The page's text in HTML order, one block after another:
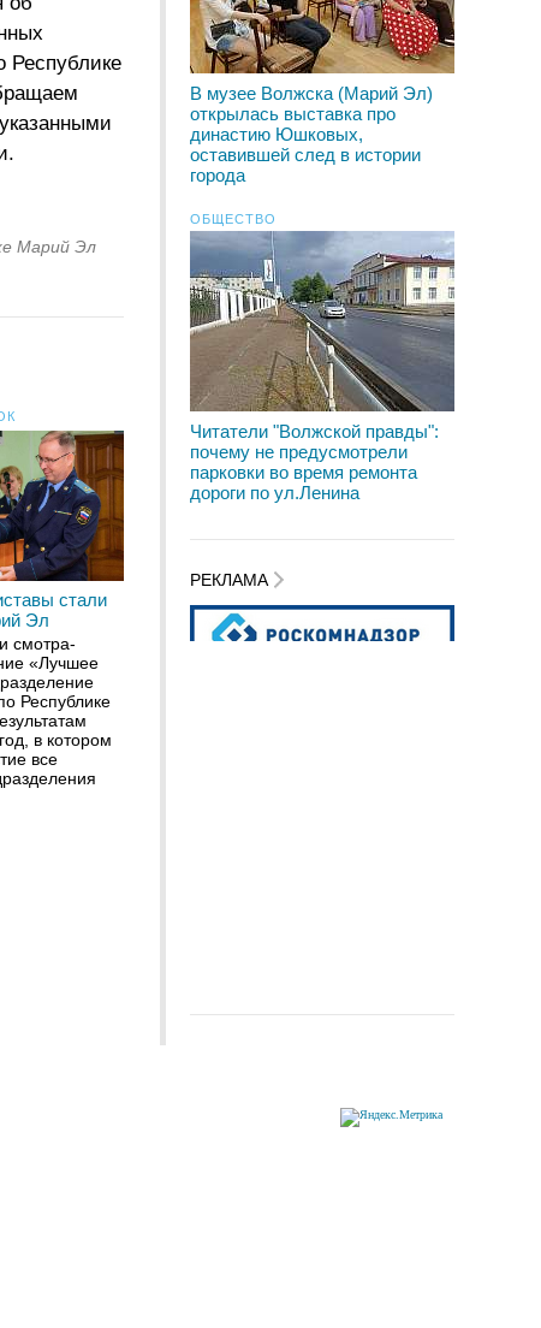
Республике
Марий Эл
стали
Эл
смотра-
«Лучшее
Республике
в котором
все
В музее Волжска (Марий Эл)
открылась выставка про
династию Юшковых,
оставившей след в истории
города
ОБЩЕСТВО
Читатели "Волжской правды":
почему не предусмотрели
парковки во время ремонта
дороги по ул.Ленина
РЕКЛАМА